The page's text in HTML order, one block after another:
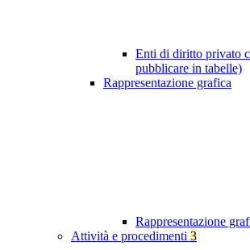
Enti di diritto privato
pubblicare in tabelle)
Rappresentazione grafica
Rappresentazione
Attività e procedimenti 3